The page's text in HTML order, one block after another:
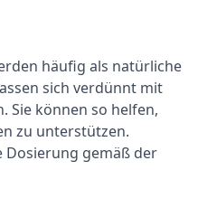
häufig als natürliche
sich verdünnt mit
Sie können so helfen,
zu unterstützen.
Dosierung gemäß der